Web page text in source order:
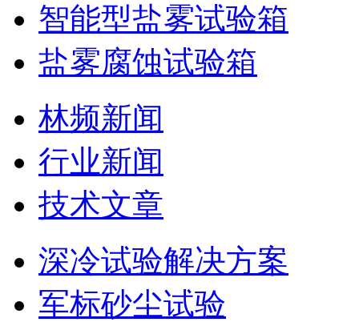
智能型盐雾试验箱
盐雾腐蚀试验箱
林频新闻
行业新闻
技术文章
深冷试验解决方案
军标砂尘试验